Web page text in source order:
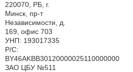
220070, РБ, г.
Минск, пр-т
Независимости, д.
169, офис 703
УНП: 193017335
Р/С:
BY46AKBB30120000025110000000
ЗАО ЦБУ №511